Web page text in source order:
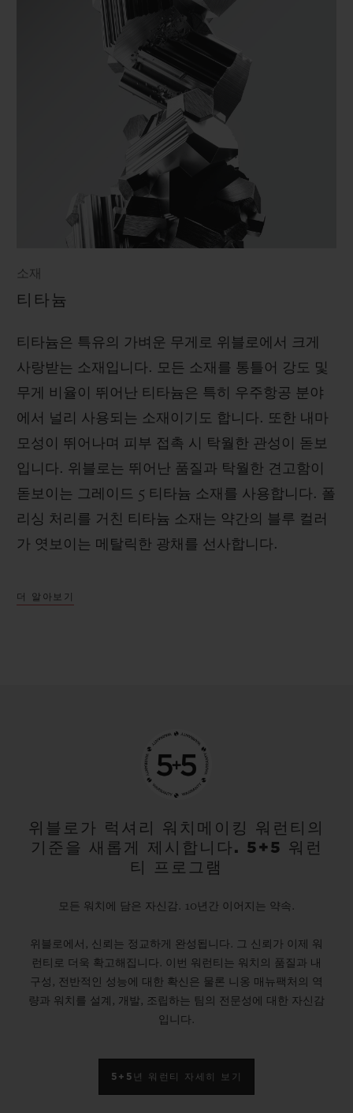
소재
티타늄
티타늄은 특유의 가벼운 무게로 위블로에서 크게
사랑받는 소재입니다. 모든 소재를 통틀어 강도 및
무게 비율이 뛰어난 티타늄은 특히 우주항공 분야
에서 널리 사용되는 소재이기도 합니다. 또한 내마
모성이 뛰어나며 피부 접촉 시 탁월한 관성이 돋보
입니다. 위블로는 뛰어난 품질과 탁월한 견고함이
돋보이는 그레이드 5 티타늄 소재를 사용합니다. 폴
리싱 처리를 거친 티타늄 소재는 약간의 블루 컬러
가 엿보이는 메탈릭한 광채를 선사합니다.
더 알아보기
위블로가 럭셔리 워치메이킹 워런티의
기준을 새롭게 제시합니다. 5+5 워런
티 프로그램
모든 워치에 담은 자신감. 10년간 이어지는 약속.
위블로에서, 신뢰는 정교하게 완성됩니다. 그 신뢰가 이제 워
런티로 더욱 확고해집니다. 이번 워런티는 워치의 품질과 내
구성, 전반적인 성능에 대한 확신은 물론 니옹 매뉴팩처의 역
량과 워치를 설계, 개발, 조립하는 팀의 전문성에 대한 자신감
입니다.
5+5년 워런티 자세히 보기